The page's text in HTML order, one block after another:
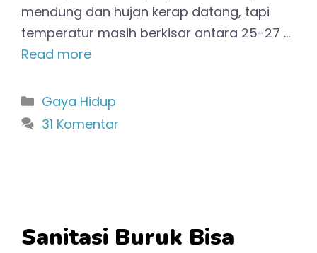
mendung dan hujan kerap datang, tapi
temperatur masih berkisar antara 25-27 …
Read more
Kategori
Gaya Hidup
31 Komentar
Sanitasi Buruk Bisa